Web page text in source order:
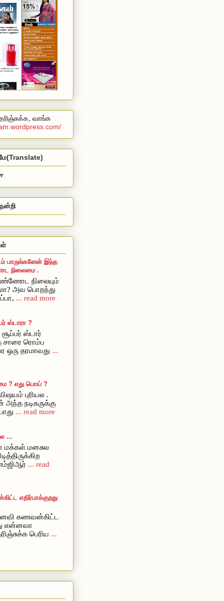
வாங்க
பாருங்களேன் இந்த
நிலைமை .
நிலையும்
அவ பொறந்து
... read more
ஸ்டாரா ?
ஸ்டார்
சாரை ரொம்ப
ஒரு தரமாவது ...
? எது பொய் ?
புரியல .
அந்த நடிகருக்கு
... read more
...
மக்கள் மனசுல
... read
எதிர்பாக்குறது
கணவன்கிட்ட
என்னவா
பெரிய ...